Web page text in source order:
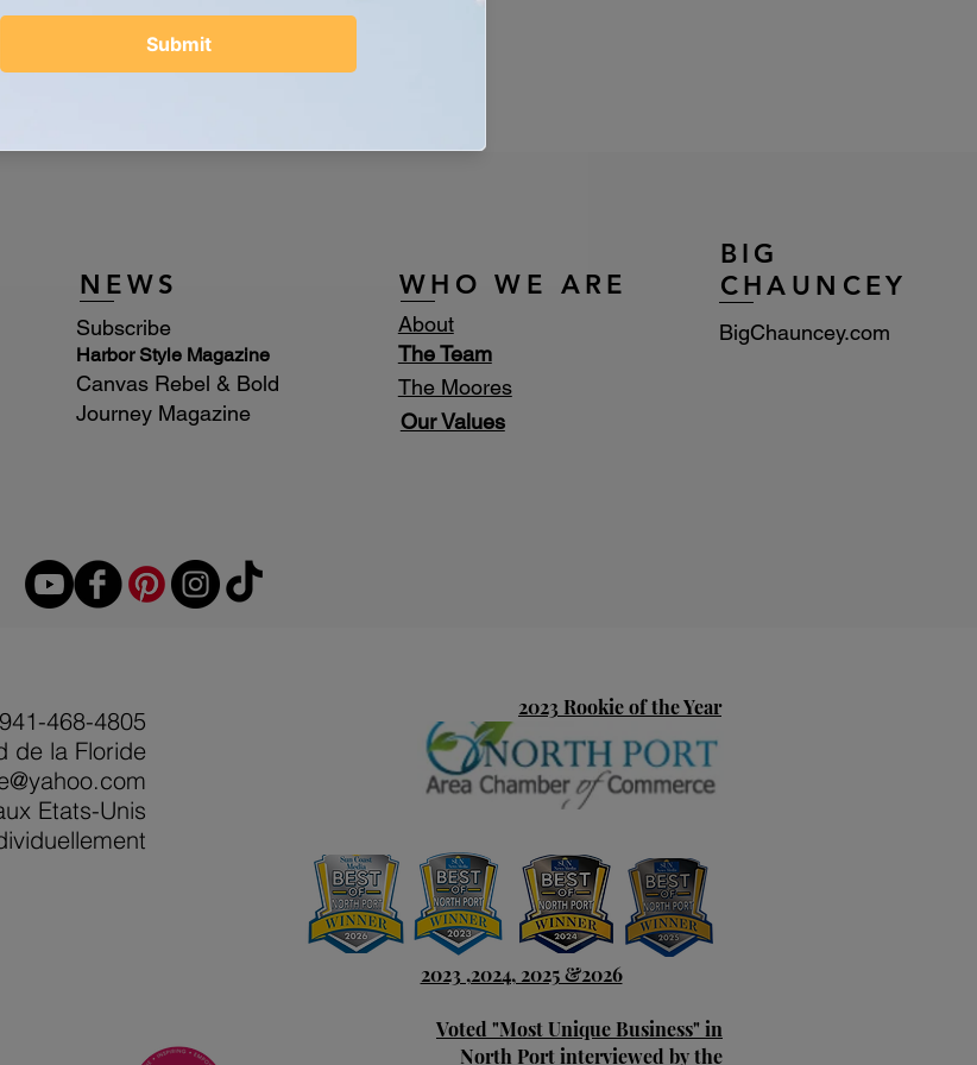
NEWS
Subscribe
Harbor Style Magazine
Canvas Rebel & Bold
Journey Magazine
WHO WE ARE
About
The Team
The Moores
Our Values
BIG
CHAUNCEY
BigChauncey.com
941-468-4805
de la Floride
Etats-Unis
2023 Rookie of the Year
2023 ,2024, 2025 &2026
Voted "Most Unique Business" in
North Port interviewed by the